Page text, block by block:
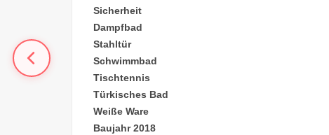
Sicherheit
Dampfbad
Stahltür
Schwimmbad
Tischtennis
Türkisches Bad
Weiße Ware
Baujahr 2018